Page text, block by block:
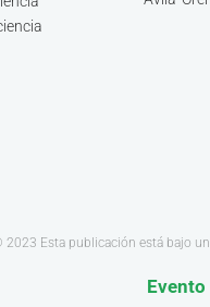
2023 Esta publicación está bajo